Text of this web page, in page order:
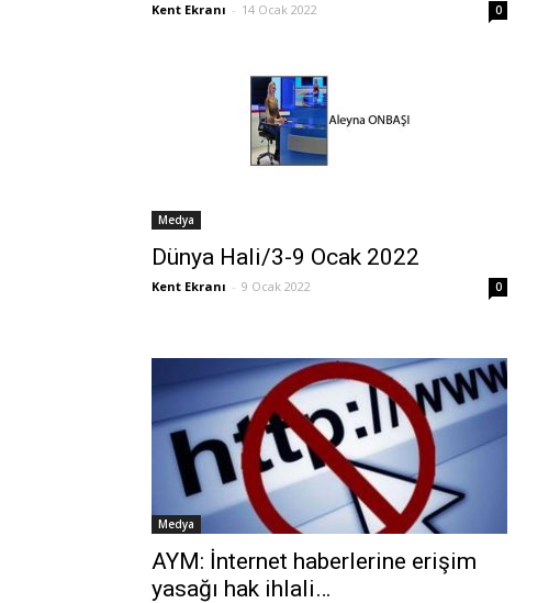
Kent Ekranı - 14 Ocak 2022 0
Medya
Dünya Hali/3-9 Ocak 2022
Kent Ekranı - 9 Ocak 2022 0
Medya
AYM: İnternet haberlerine erişim
yasağı hak ihlali…